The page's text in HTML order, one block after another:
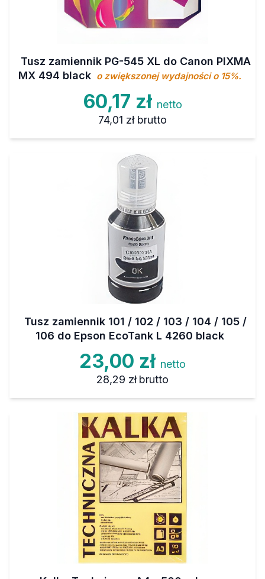
Tusz zamiennik PG-545 XL do Canon PIXMA
MX 494 black o zwiększonej wydajności o 15%.
60,17 zł netto
74,01 zł brutto
Tusz zamiennik 101 / 102 / 103 / 104 / 105 /
106 do Epson EcoTank L 4260 black
23,00 zł netto
28,29 zł brutto